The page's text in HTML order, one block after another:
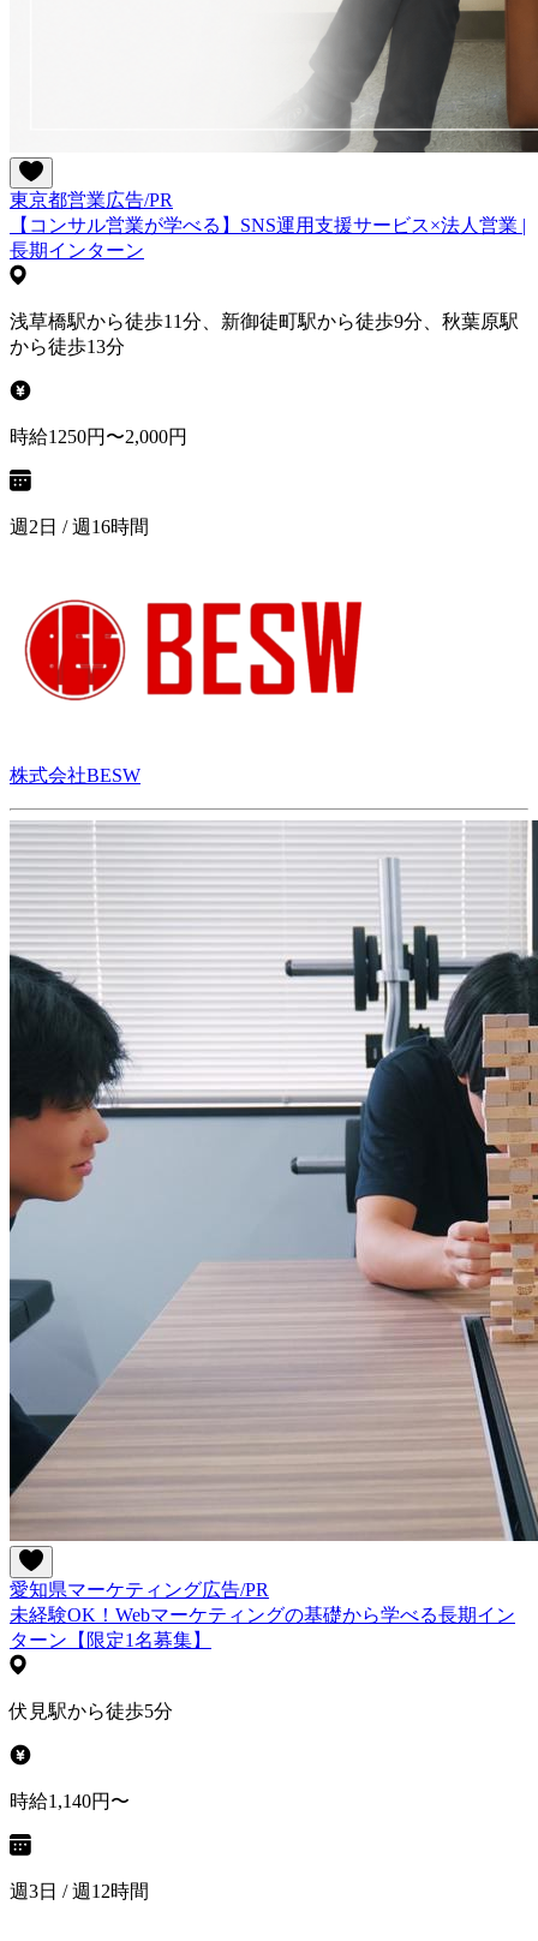
東京都営業広告/PR
【コンサル営業が学べる】SNS運用支援サービス×法人営業 |
長期インターン
浅草橋駅から徒歩11分、新御徒町駅から徒歩9分、秋葉原駅
から徒歩13分
時給1250円〜2,000円
週2日 / 週16時間
株式会社BESW
愛知県マーケティング広告/PR
未経験OK！Webマーケティングの基礎から学べる長期イン
ターン【限定1名募集】
伏見駅から徒歩5分
時給1,140円〜
週3日 / 週12時間